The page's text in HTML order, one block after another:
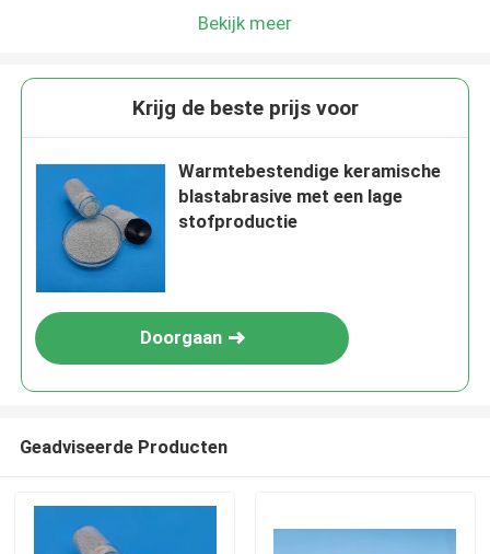
Bekijk meer
Krijg de beste prijs voor
Warmtebestendige keramische
blastabrasive met een lage
stofproductie
Doorgaan
Geadviseerde Producten